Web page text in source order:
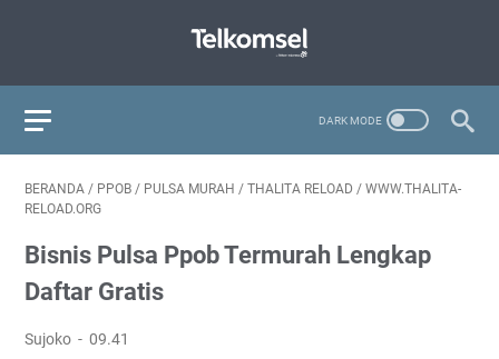
BERANDA / PPOB / PULSA MURAH / THALITA RELOAD / WWW.THALITA-
RELOAD.ORG
Bisnis Pulsa Ppob Termurah Lengkap
Daftar Gratis
Sujoko 09.41